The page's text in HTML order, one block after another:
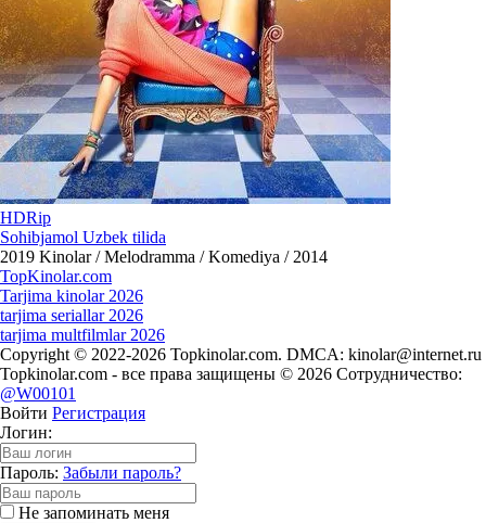
HDRip
Sohibjamol Uzbek tilida
2019 Kinolar / Melodramma / Komediya / 2014
TopKinolar.com
Tarjima kinolar 2026
tarjima seriallar 2026
tarjima multfilmlar 2026
Copyright © 2022-2026 Topkinolar.com. DMCA: kinolar@internet.ru
Topkinolar.com - все права защищены © 2026 Сотрудничество:
@W00101
Войти Регистрация
Логин:
Пароль: Забыли пароль?
Не запоминать меня